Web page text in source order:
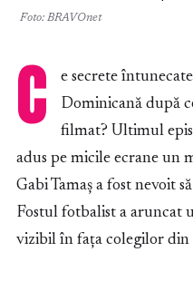
Foto: BRAVOnet
C
e secrete
Dominicană după
filmat? Ultimul
adus pe micile ecrane un
Gabi Tamaș a fost nevoit
Fostul fotbalist a aruncat
vizibil în fața colegilor din